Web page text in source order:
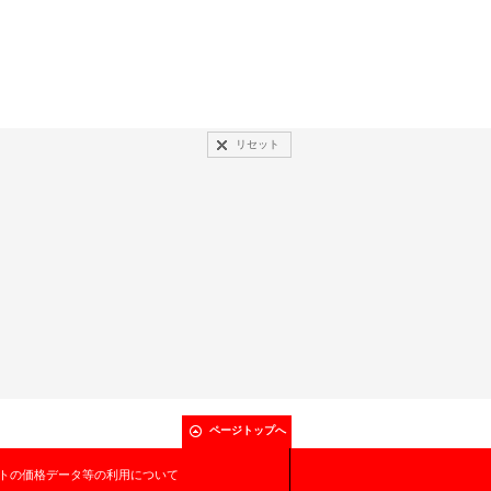
リセット
ページトップへ
の価格データ等の利用について